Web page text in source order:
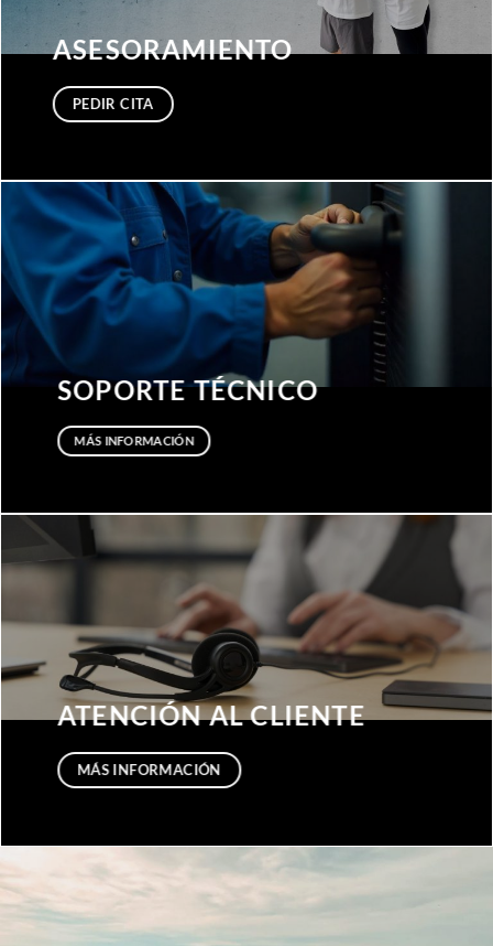
ASESORAMIENTO
PEDIR CITA
SOPORTE TÉCNICO
MÁS INFORMACIÓN
ATENCIÓN AL CLIENTE
MÁS INFORMACIÓN